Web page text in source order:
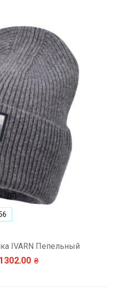
IVARN Пепельный
1302.00